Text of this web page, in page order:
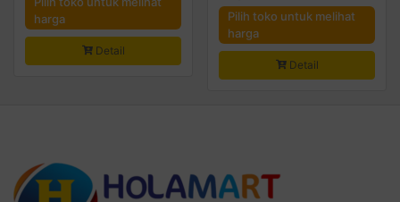
harga
Detail
Pilih toko untuk melihat
harga
Detail